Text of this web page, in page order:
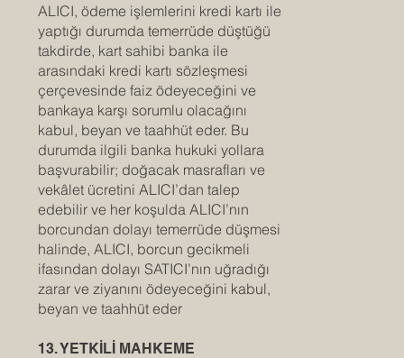
ALICI, ödeme işlemlerini kredi kartı ile
yaptığı durumda temerrüde düştüğü
takdirde, kart sahibi banka ile
arasındaki kredi kartı sözleşmesi
çerçevesinde faiz ödeyeceğini ve
bankaya karşı sorumlu olacağını
kabul, beyan ve taahhüt eder. Bu
durumda ilgili banka hukuki yollara
başvurabilir; doğacak masrafları ve
vekâlet ücretini ALICI’dan talep
edebilir ve her koşulda ALICI’nın
borcundan dolayı temerrüde düşmesi
halinde, ALICI, borcun gecikmeli
ifasından dolayı SATICI’nın uğradığı
zarar ve ziyanını ödeyeceğini kabul,
beyan ve taahhüt eder
13. YETKİLİ MAHKEME